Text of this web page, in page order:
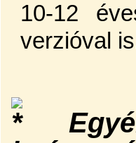
10-12
verzióval